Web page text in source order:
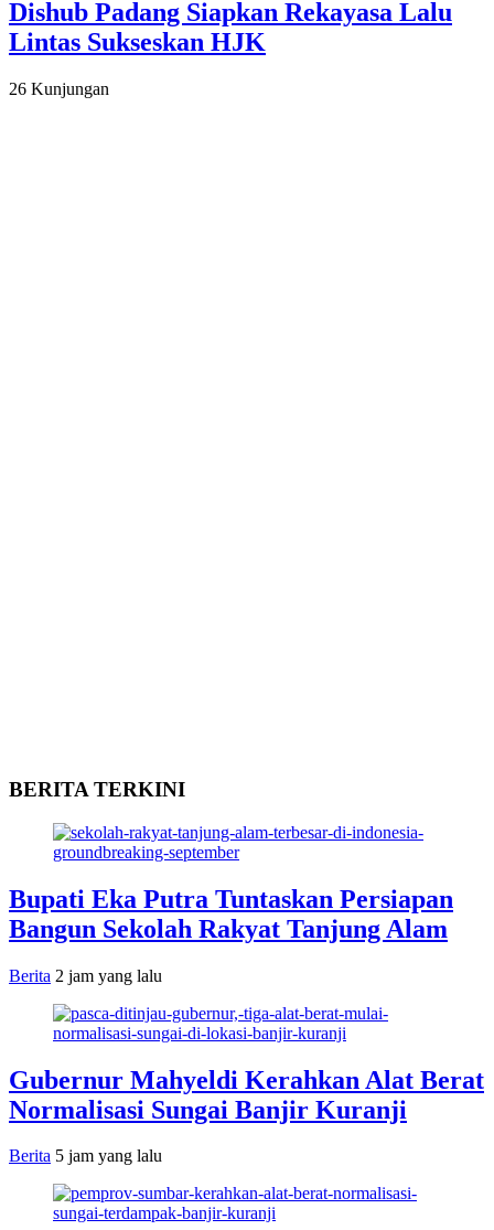
Dishub Padang Siapkan Rekayasa Lalu
Lintas Sukseskan HJK
26 Kunjungan
BERITA TERKINI
Bupati Eka Putra Tuntaskan Persiapan
Bangun Sekolah Rakyat Tanjung Alam
Berita 2 jam yang lalu
Gubernur Mahyeldi Kerahkan Alat Berat
Normalisasi Sungai Banjir Kuranji
Berita 5 jam yang lalu